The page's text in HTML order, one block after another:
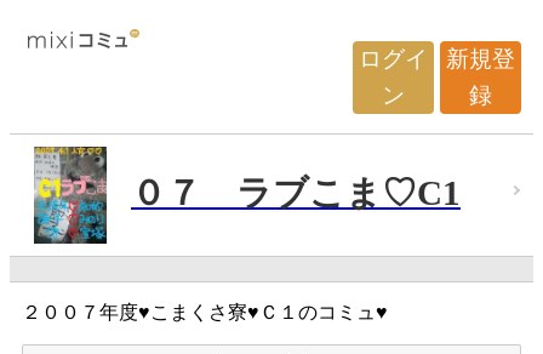
ログイ
ン
新規登
録
０７ ラブこま♡C1
２００７年度♥こまくさ寮♥Ｃ１のコミュ♥